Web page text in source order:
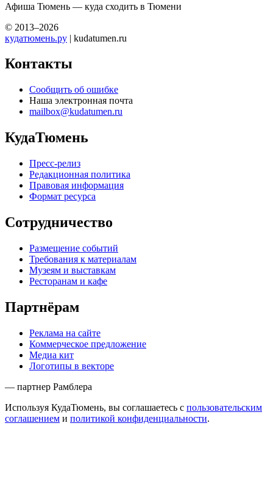
Афиша Тюмень — куда сходить в Тюмени
© 2013–2026
кудатюмень.ру | kudatumen.ru
Контакты
Сообщить об ошибке
Наша электронная почта
mailbox@kudatumen.ru
КудаТюмень
Пресс-релиз
Редакционная политика
Правовая информация
Формат ресурса
Сотрудничество
Размещение событий
Требования к материалам
Музеям и выставкам
Ресторанам и кафе
Партнёрам
Реклама на сайте
Коммерческое предложение
Медиа кит
Логотипы в векторе
— партнер Рамблера
Используя КудаТюмень, вы соглашаетесь с пользовательским
соглашением и политикой конфиденциальности.